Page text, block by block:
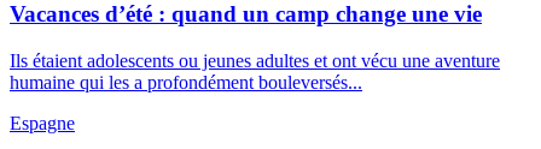
Vacances d’été : quand un camp change une vie
Ils étaient adolescents ou jeunes adultes et ont vécu une aventure
humaine qui les a profondément bouleversés...
Espagne